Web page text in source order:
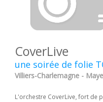
CoverLive
une soirée de folie
Villiers-Charlemagne -
L'orchestre CoverLive, fort de